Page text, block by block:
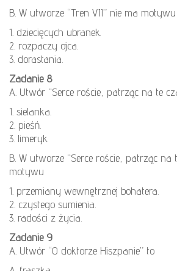
B. W utworze “Tren VII” nie ma motywu
1. dziecięcych ubranek.
2. rozpaczy ojca.
3. dorastania.
Zadanie 8
A. Utwór “Serce roście, patrząc na te
1. sielanka.
2. pieśń.
3. limeryk.
B. W utworze “Serce roście, patrząc na
motywu
1. przemiany wewnętrznej bohatera.
2. czystego sumienia.
3. radości z życia.
Zadanie 9
A. Utwór “O doktorze Hiszpanie” to